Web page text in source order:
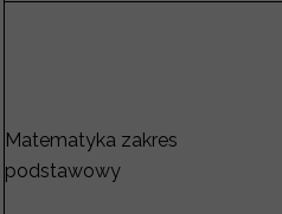
Matematyka zakres
podstawowy